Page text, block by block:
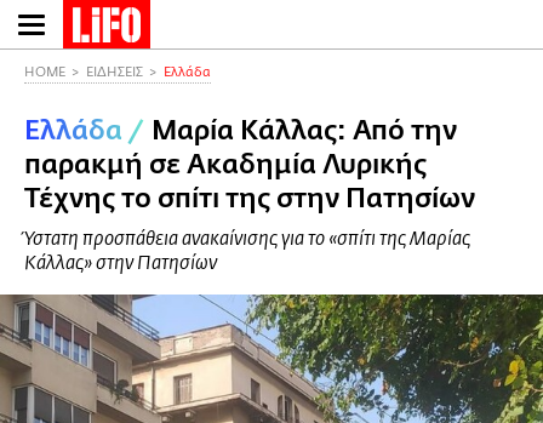
Παράκαμψη
προς
περιεχόμενο
HOME ΕΙΔΗΣΕΙΣ Ελλάδα
Ελλάδα / Μαρία Κάλλας: Από την
παρακμή σε Ακαδημία Λυρικής
Τέχνης το σπίτι της στην Πατησίων
Ύστατη προσπάθεια ανακαίνισης για το «σπίτι της Μαρίας
Κάλλας» στην Πατησίων